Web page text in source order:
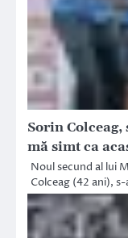
Sorin Colceag,
mă simt ca
Noul secund al lui
Colceag (42 ani),